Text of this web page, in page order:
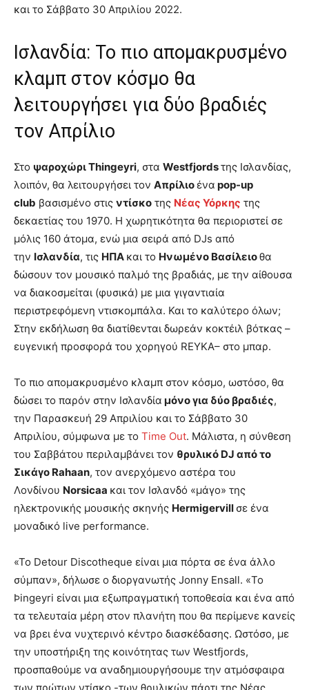
και το Σάββατο 30 Απριλίου 2022.
Ισλανδία: Το πιο απομακρυσμένο
κλαμπ στον κόσμο θα
λειτουργήσει για δύο βραδιές
τον Απρίλιο
Στο ψαροχώρι Thingeyri, στα Westfjordsτης Ισλανδίας,
λοιπόν, θα λειτουργήσει τον Απρίλιοένα pop-up
club βασισμένο στις ντίσκο της Νέας Υόρκης της
δεκαετίας του 1970. Η χωρητικότητα θα περιοριστεί σε
μόλις 160 άτομα, ενώ μια σειρά από DJs από
την Ισλανδία, τις ΗΠΑ και το Ηνωμένο Βασίλειοθα
δώσουν τον μουσικό παλμό της βραδιάς, με την αίθουσα
να διακοσμείται (φυσικά) με μια γιγαντιαία
περιστρεφόμενη ντισκομπάλα. Και το καλύτερο όλων;
Στην εκδήλωση θα διατίθενται δωρεάν κοκτέιλ βότκας –
ευγενική προσφορά του χορηγού REYKA– στο μπαρ.
Το πιο απομακρυσμένο κλαμπ στον κόσμο, ωστόσο, θα
δώσει το παρόν στην Ισλανδία μόνο για δύο βραδιές,
την Παρασκευή 29 Απριλίου και το Σάββατο 30
Απριλίου, σύμφωνα με το Time Out. Μάλιστα, η σύνθεση
του Σαββάτου περιλαμβάνει τον θρυλικό DJ από το
Σικάγο Rahaan, τον ανερχόμενο αστέρα του
Λονδίνου Norsicaa και τον Ισλανδό «μάγο» της
ηλεκτρονικής μουσικής σκηνής Hermigervill σε ένα
μοναδικό live performance.
«Το Detour Discotheque είναι μια πόρτα σε ένα άλλο
σύμπαν», δήλωσε ο διοργανωτής Jonny Ensall. «Το
Þingeyri είναι μια εξωπραγματική τοποθεσία και ένα από
τα τελευταία μέρη στον πλανήτη που θα περίμενε κανείς
να βρει ένα νυχτερινό κέντρο διασκέδασης. Ωστόσο, με
την υποστήριξη της κοινότητας των Westfjords,
προσπαθούμε να αναδημιουργήσουμε την ατμόσφαιρα